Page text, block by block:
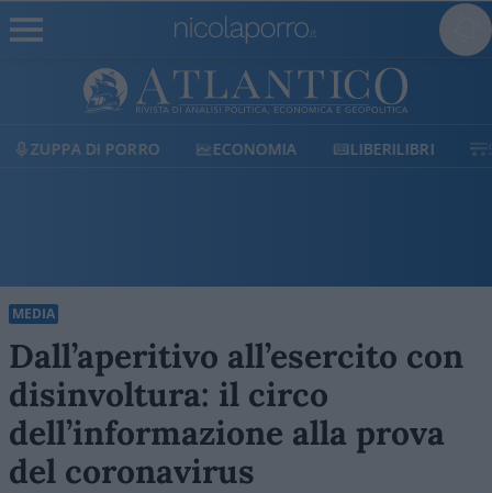
ECONOMIA LIBERILIBRI SHOP SOSTIENICI
MEDIA
Dall’aperitivo all’esercito con
disinvoltura: il circo
dell’informazione alla prova
del coronavirus